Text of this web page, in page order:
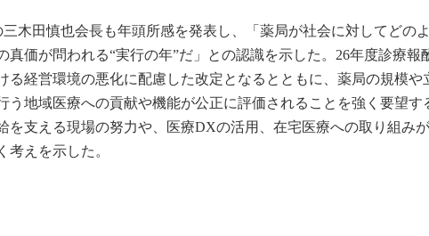
木田慎也会長も年頭所感を発表し、「薬局が社会に対してどの
真価が問われる“実行の年”だ」との認識を示した。26年度診療報
る経営環境の悪化に配慮した改定となるとともに、薬局の規模や
う地域医療への貢献や機能が公正に評価されることを強く要望す
を支える現場の努力や、医療DXの活用、在宅医療への取り組み
考えを示した。